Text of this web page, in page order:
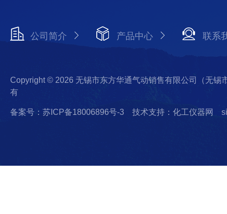
公司简介 产品中心 联系
Copyright © 2026 无锡市东方华通气动销售有限公司（无锡
有
备案号：苏ICP备18006896号-3 技术支持：化工仪器网